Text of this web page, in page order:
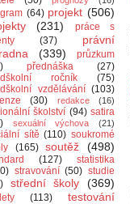
(64) projekt (506)
(231)
práce s
(37)
právní
(339)
průzkum
přednáška
(27)
ročník
(75)
vzdělávání (103)
(30) redakce (16)
školství (94) satira
sexuální výchova (21)
sítě (110) soukromé
(165) soutěž (498)
(127)
statistika
stravování (50) studie
střední školy (369)
(113)
testování